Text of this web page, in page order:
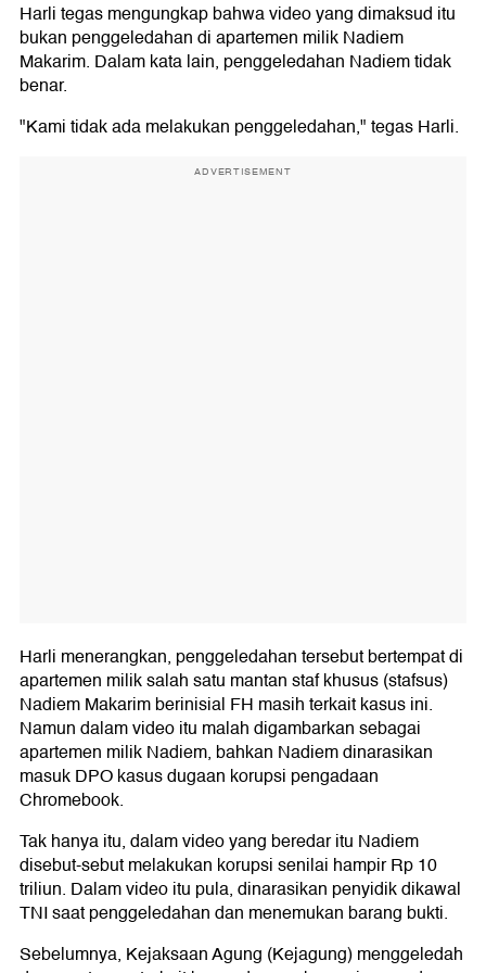
Harli tegas mengungkap bahwa video yang dimaksud itu
bukan penggeledahan di apartemen milik Nadiem
Makarim. Dalam kata lain, penggeledahan Nadiem tidak
benar.
"Kami tidak ada melakukan penggeledahan," tegas Harli.
ADVERTISEMENT
Harli menerangkan, penggeledahan tersebut bertempat di
apartemen milik salah satu mantan staf khusus (stafsus)
Nadiem Makarim berinisial FH masih terkait kasus ini.
Namun dalam video itu malah digambarkan sebagai
apartemen milik Nadiem, bahkan Nadiem dinarasikan
masuk DPO kasus dugaan korupsi pengadaan
Chromebook.
Tak hanya itu, dalam video yang beredar itu Nadiem
disebut-sebut melakukan korupsi senilai hampir Rp 10
triliun. Dalam video itu pula, dinarasikan penyidik dikawal
TNI saat penggeledahan dan menemukan barang bukti.
Sebelumnya, Kejaksaan Agung (Kejagung) menggeledah